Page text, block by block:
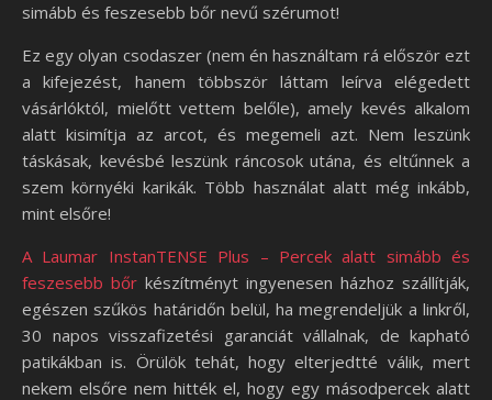
simább és feszesebb bőr nevű szérumot!
Ez egy olyan csodaszer (nem én használtam rá először ezt
a kifejezést, hanem többször láttam leírva elégedett
vásárlóktól, mielőtt vettem belőle), amely kevés alkalom
alatt kisimítja az arcot, és megemeli azt. Nem leszünk
táskásak, kevésbé leszünk ráncosok utána, és eltűnnek a
szem környéki karikák. Több használat alatt még inkább,
mint elsőre!
A Laumar InstanTENSE Plus – Percek alatt simább és
feszesebb bőr készítményt ingyenesen házhoz szállítják,
egészen szűkös határidőn belül, ha megrendeljük a linkről,
30 napos visszafizetési garanciát vállalnak, de kapható
patikákban is. Örülök tehát, hogy elterjedtté válik, mert
nekem elsőre nem hitték el, hogy egy másodpercek alatt